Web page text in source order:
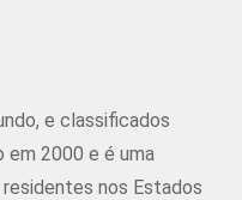
e classificados
em 2000 e é uma
nos Estados